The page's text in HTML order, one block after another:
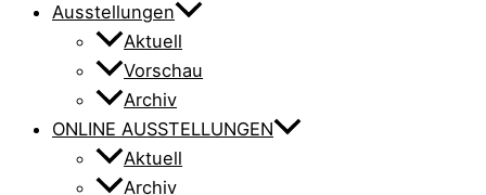
Ausstellungen
Aktuell
Vorschau
Archiv
ONLINE AUSSTELLUNGEN
Aktuell
Archiv